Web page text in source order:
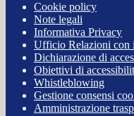
Cookie policy
Note legali
Informativa Privacy
Ufficio Relazioni con
Dichiarazione di
Obiettivi di
Whistleblowing
Gestione consensi
Amministrazione